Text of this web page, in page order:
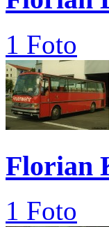
1 Foto
Florian
1 Foto